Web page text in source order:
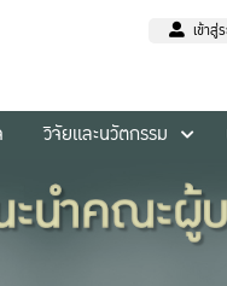
เข้า
วิจัยและนวัตกรรม